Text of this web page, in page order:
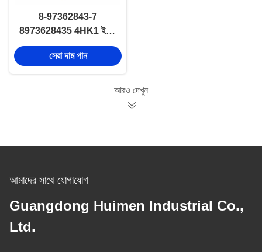
8-97362843-7
8973628435 4HK1 ইসুজু
ইঞ্জিন ওয়্যারিং হার্নেস ক্যাবল 8-
97362843-7
সেরা দাম পান
আরও দেখুন
আমাদের সাথে যোগাযোগ
Guangdong Huimen Industrial Co.,
Ltd.